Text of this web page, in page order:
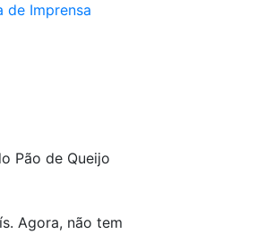
de Imprensa
Pão de Queijo
Agora, não tem